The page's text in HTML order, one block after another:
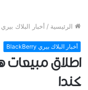
الرئيسية / أخبار البلاك بيري BlackBerry
أخبار البلاك بيري BlackBerry
كندا